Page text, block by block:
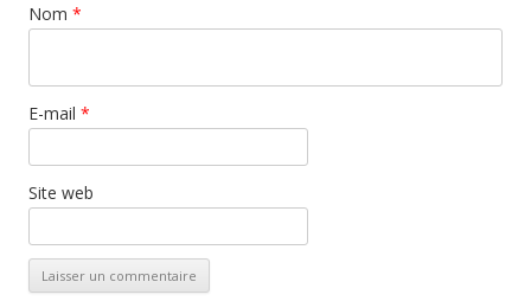
Nom *
E-mail *
Site web